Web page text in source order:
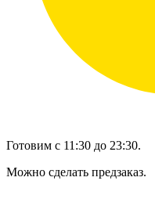
Готовим с 11:30 до 23:30.
Можно сделать предзаказ.